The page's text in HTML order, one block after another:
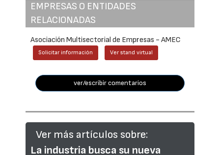
EMPRESAS O ENTIDADES
RELACIONADAS
Asociación Multisectorial de Empresas - AMEC
Solicitar información Ver stand virtual
ver/escribir comentarios
Ver más artículos sobre:
La industria busca su nueva